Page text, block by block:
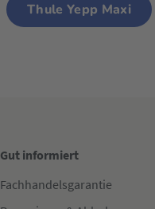
Thule Yepp Maxi
Gut informiert
Fachhandelsgarantie